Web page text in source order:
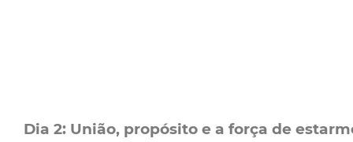
Dia 2: União, propósito e a força de